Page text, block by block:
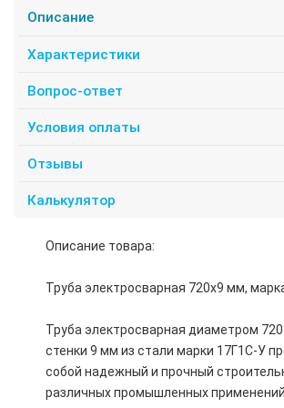
Описание
Характеристики
Вопрос-ответ
Условия оплаты
Отзывы
Калькулятор
Описание товара:
Труба электросварная 720х9 мм,
Труба электросварная диаметром
стенки 9 мм из стали марки 17Г1С-У
собой надежный и прочный
различных промышленных применений.